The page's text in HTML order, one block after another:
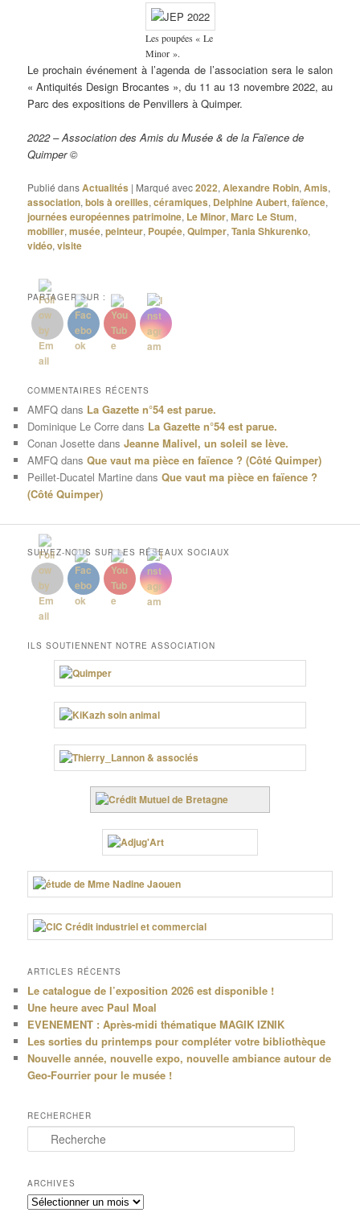
Les poupées « Le
Minor ».
Le prochain événement à l’agenda de l’association sera le salon
« Antiquités Design Brocantes », du 11 au 13 novembre 2022, au
Parc des expositions de Penvillers à Quimper.
2022 – Association des Amis du Musée & de la Faïence de
Quimper ©
Publié dansActualités | Marqué avec2022,Alexandre Robin,Amis,
association,bols à oreilles,céramiques, Delphine Aubert,faïence,
journées européennes patrimoine, Le Minor,Marc Le Stum,
mobilier,musée,peinteur, Poupée,Quimper,Tania Shkurenko,
vidéo,visite
PARTAGER SUR :
COMMENTAIRES RÉCENTS
AMFQ dans La Gazette n°54 est parue.
Dominique Le Corre dans La Gazette n°54 est parue.
Conan Josette dansJeanne Malivel, un soleil se lève.
AMFQ dansQue vaut ma pièce en faïence ? (Côté Quimper)
Peillet-Ducatel Martine dansQue vaut ma pièce en faïence ?
(Côté Quimper)
SUIVEZ-NOUS SUR LES RÉSEAUX SOCIAUX
ILS SOUTIENNENT NOTRE ASSOCIATION
ARTICLES RÉCENTS
Le catalogue de l’exposition 2026 est disponible !
Une heure avec Paul Moal
EVENEMENT : Après-midi thématique MAGIK IZNIK
Les sorties du printemps pour compléter votre bibliothèque
Nouvelle année, nouvelle expo, nouvelle ambiance autour de
Geo-Fourrier pour le musée !
RECHERCHER
e
h
e
r
ARCHIVES
Archives